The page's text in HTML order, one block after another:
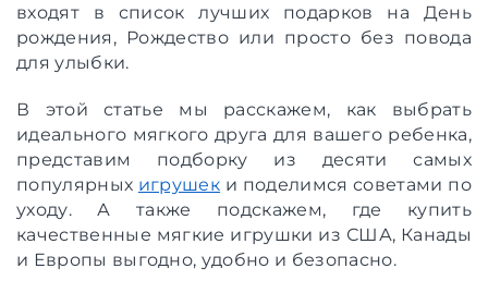
входят в список лучших подарков на День
рождения, Рождество или просто без повода
для улыбки.
В этой статье мы расскажем, как выбрать
идеального мягкого друга для вашего ребенка,
представим подборку из десяти самых
популярных игрушек и поделимся советами по
уходу. А также подскажем, где купить
качественные мягкие игрушки из США, Канады
и Европы выгодно, удобно и безопасно.